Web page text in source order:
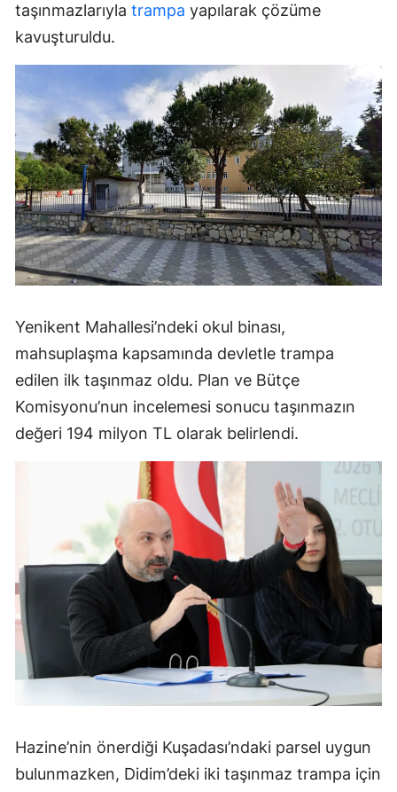
taşınmazlarıyla trampa yapılarak çözüme
kavuşturuldu.
Yenikent Mahallesi’ndeki okul binası,
mahsuplaşma kapsamında devletle trampa
edilen ilk taşınmaz oldu. Plan ve Bütçe
Komisyonu’nun incelemesi sonucu taşınmazın
değeri 194 milyon TL olarak belirlendi.
Hazine’nin önerdiği Kuşadası’ndaki parsel uygun
bulunmazken, Didim’deki iki taşınmaz trampa için